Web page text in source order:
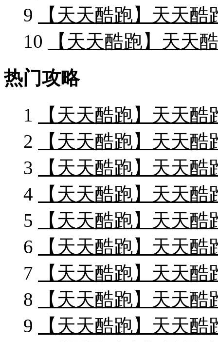
9
【天天酷跑】天天
10
【天天酷跑】天天
热门攻略
1
【天天酷跑】天天
2
【天天酷跑】天天
3
【天天酷跑】天天
4
【天天酷跑】天天
5
【天天酷跑】天天
6
【天天酷跑】天天
7
【天天酷跑】天天
8
【天天酷跑】天天
9
【天天酷跑】天天